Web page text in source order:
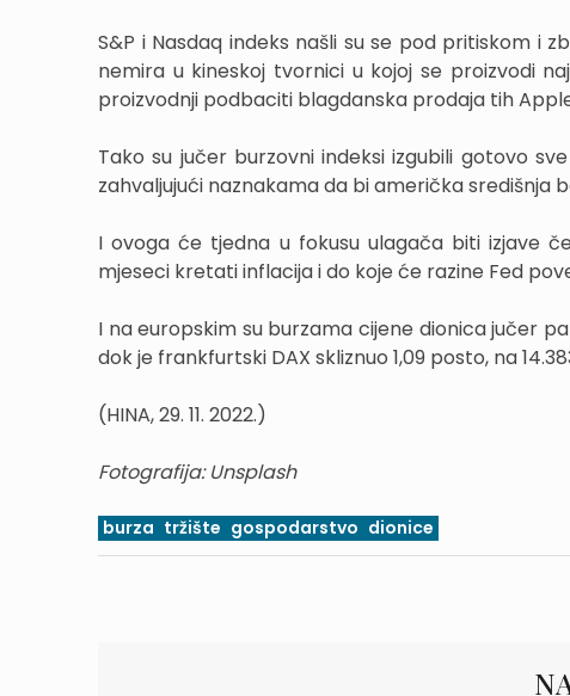
S&P i Nasdaq indeks našli su se pod pritiskom i
nemira u kineskoj tvornici u kojoj se proizvodi
proizvodnji podbaciti blagdanska prodaja tih
Tako su jučer burzovni indeksi izgubili gotovo
zahvaljujući naznakama da bi američka
I ovoga će tjedna u fokusu ulagača biti izjave
mjeseci kretati inflacija i do koje će razine Fed
I na europskim su burzama cijene dionica jučer
dok je frankfurtski DAX skliznuo 1,09 posto, na
(HINA, 29. 11. 2022.)
Fotografija: Unsplash
burza tržište gospodarstvo dionice